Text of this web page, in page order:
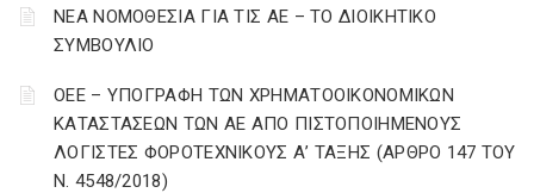
ΝΕΑ ΝΟΜΟΘΕΣΙΑ ΓΙΑ ΤΙΣ ΑΕ – ΤΟ ΔΙΟΙΚΗΤΙΚΟ
ΣΥΜΒΟΥΛΙΟ
ΟΕΕ – ΥΠΟΓΡΑΦΗ ΤΩΝ ΧΡΗΜΑΤΟΟΙΚΟΝΟΜΙΚΩΝ
ΚΑΤΑΣΤΑΣΕΩΝ ΤΩΝ ΑΕ ΑΠΟ ΠΙΣΤΟΠΟΙΗΜΕΝΟΥΣ
ΛΟΓΙΣΤΕΣ ΦΟΡΟΤΕΧΝΙΚΟΥΣ Α’ ΤΑΞΗΣ (ΑΡΘΡΟ 147 ΤΟΥ
Ν. 4548/2018)